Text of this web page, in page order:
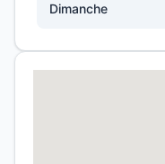
Dimanche